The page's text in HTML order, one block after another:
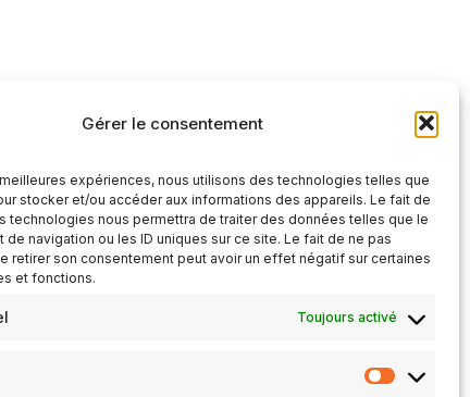
Gérer le consentement
expériences, nous utilisons des technologies telles que
stocker et/ou accéder aux informations des appareils. Le fait de
technologies nous permettra de traiter des données telles que le
de navigation ou les ID uniques sur ce site. Le fait de ne pas
retirer son consentement peut avoir un effet négatif sur certaines
et fonctions.
Toujours activé